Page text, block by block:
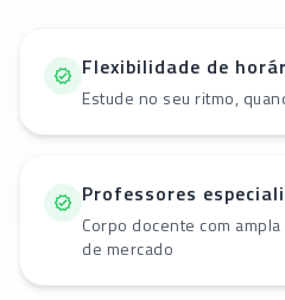
Flexibilidade de
Estude no seu ritmo,
Professores
Corpo docente com
de mercado